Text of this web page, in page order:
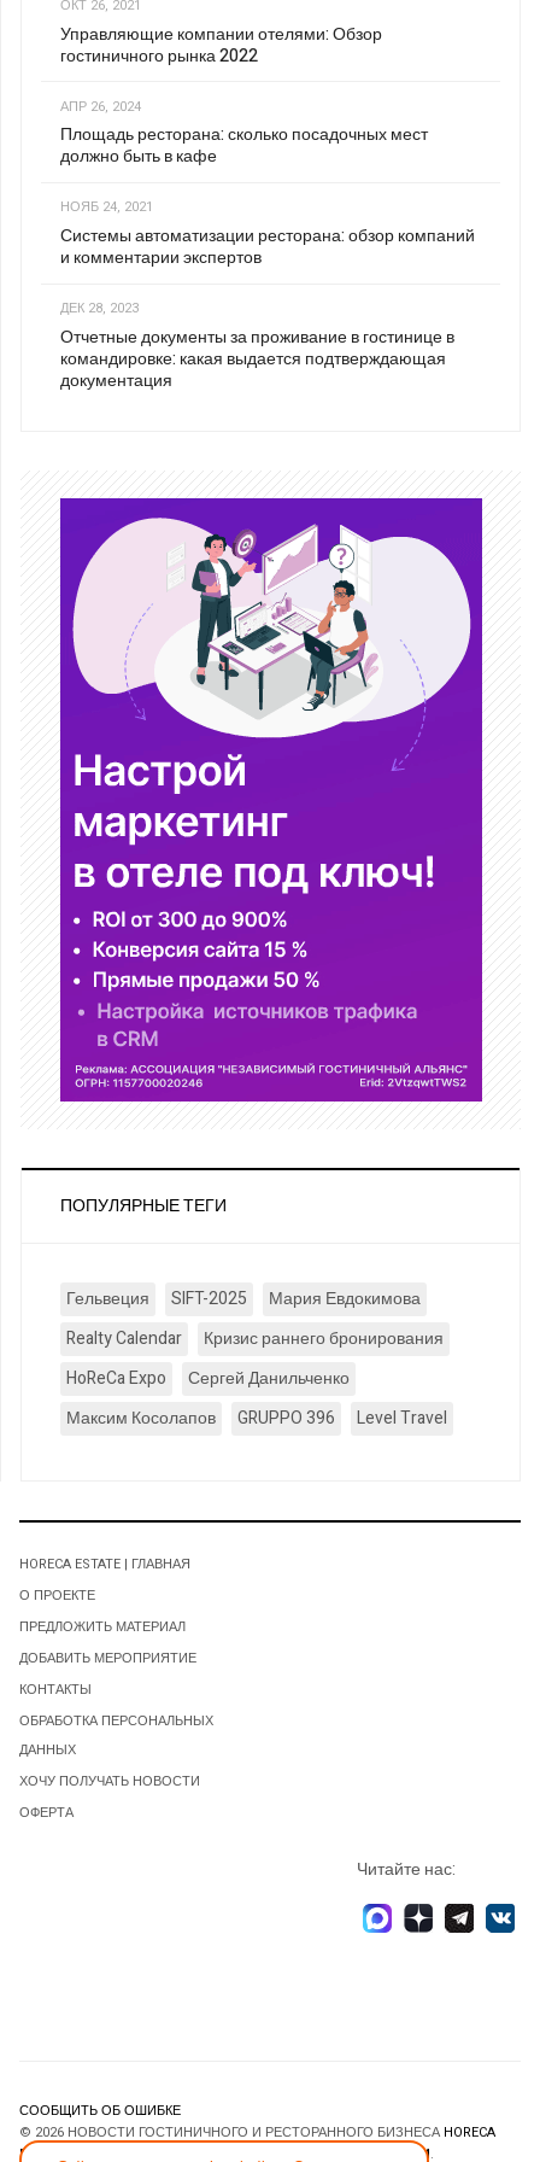
ОКТ 26, 2021
Управляющие компании отелями: Обзор
гостиничного рынка 2022
АПР 26, 2024
Площадь ресторана: сколько посадочных мест
должно быть в кафе
НОЯБ 24, 2021
Системы автоматизации ресторана: обзор компаний
и комментарии экспертов
ДЕК 28, 2023
Отчетные документы за проживание в гостинице в
командировке: какая выдается подтверждающая
документация
ПОПУЛЯРНЫЕ ТЕГИ
Гельвеция SIFT-2025
Мария Евдокимова
Realty Calendar
Кризис раннего бронирования
HoReCa Expo
Сергей Данильченко
Максим Косолапов
GRUPPO 396 Level Travel
HORECA ESTATE | ГЛАВНАЯ
О ПРОЕКТЕ
ПРЕДЛОЖИТЬ МАТЕРИАЛ
ДОБАВИТЬ МЕРОПРИЯТИЕ
КОНТАКТЫ
ОБРАБОТКА ПЕРСОНАЛЬНЫХ
ДАННЫХ
ХОЧУ ПОЛУЧАТЬ НОВОСТИ
ОФЕРТА
Читайте нас:
СООБЩИТЬ ОБ ОШИБКЕ
© 2026 НОВОСТИ ГОСТИНИЧНОГО И РЕСТОРАННОГО БИЗНЕСА HORECA
ESTATE
JOOMLART.COM.